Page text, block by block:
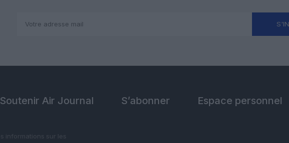
Soutenir Air Journal S’abonner Espace personnel